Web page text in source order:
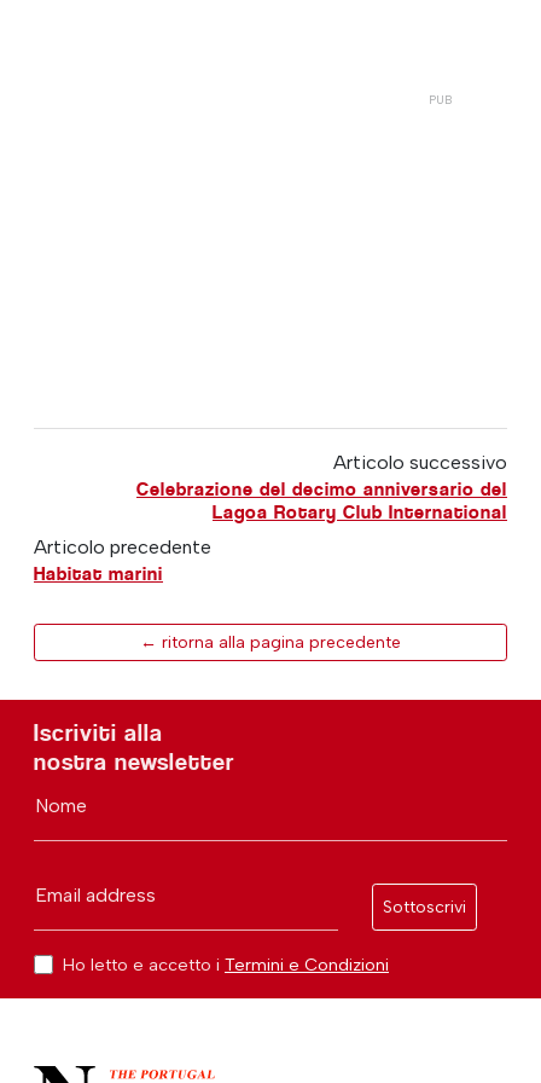
Articolo successivo
Celebrazione del decimo anniversario del
Lagoa Rotary Club International
Articolo precedente
Habitat marini
← ritorna alla pagina precedente
Iscriviti alla
nostra newsletter
Nome
Email address
Sottoscrivi
Ho letto e accetto i Termini e Condizioni